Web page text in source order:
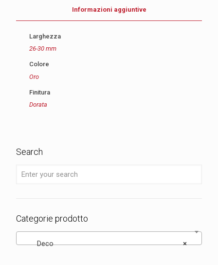
Informazioni aggiuntive
Larghezza
26-30 mm
Colore
Oro
Finitura
Dorata
Search
Categorie prodotto
×
Deco